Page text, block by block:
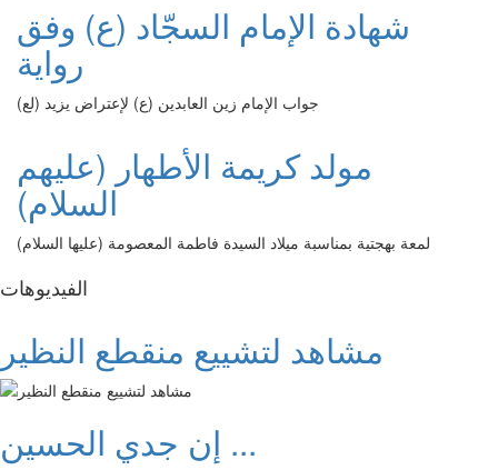
شهادة الإمام السجّاد (ع) وفق
رواية
جواب الإمام زين العابدين (ع) لإعتراض يزيد (لع)
مولد كريمة الأطهار (عليهم
السلام)
لمعة بهجتية بمناسبة ميلاد السيدة فاطمة المعصومة (عليها السلام)
الفیدیوهات
مشاهد لتشييع منقطع النظير
إن جدي الحسين ...